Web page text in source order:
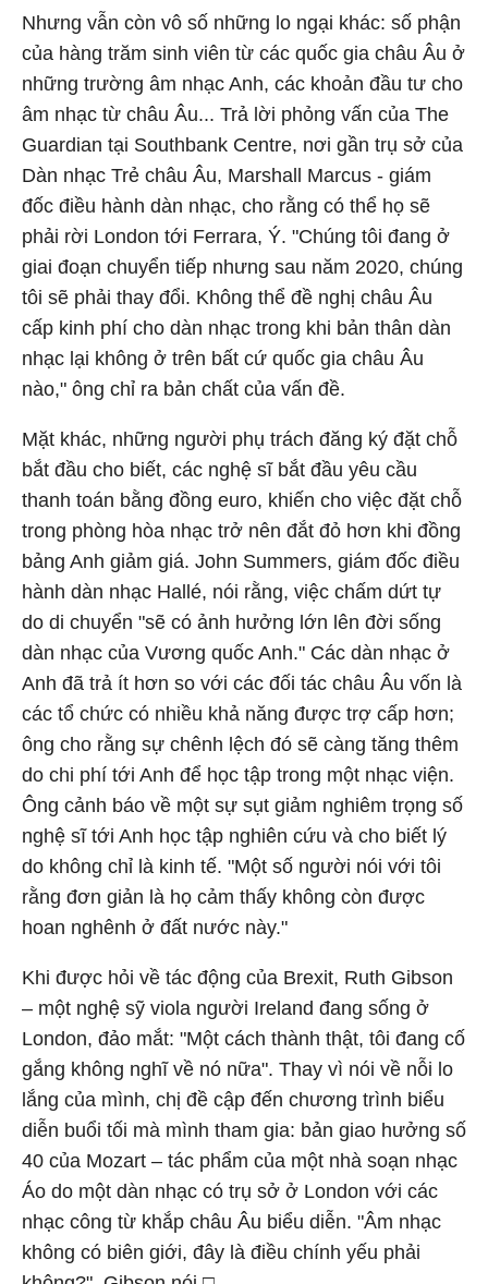
Nhưng vẫn còn vô số những lo ngại khác: số phận
của hàng trăm sinh viên từ các quốc gia châu Âu ở
những trường âm nhạc Anh, các khoản đầu tư cho
âm nhạc từ châu Âu... Trả lời phỏng vấn của The
Guardian tại Southbank Centre, nơi gần trụ sở của
Dàn nhạc Trẻ châu Âu, Marshall Marcus - giám
đốc điều hành dàn nhạc, cho rằng có thể họ sẽ
phải rời London tới Ferrara, Ý. "Chúng tôi đang ở
giai đoạn chuyển tiếp nhưng sau năm 2020, chúng
tôi sẽ phải thay đổi. Không thể đề nghị châu Âu
cấp kinh phí cho dàn nhạc trong khi bản thân dàn
nhạc lại không ở trên bất cứ quốc gia châu Âu
nào," ông chỉ ra bản chất của vấn đề.
Mặt khác, những người phụ trách đăng ký đặt chỗ
bắt đầu cho biết, các nghệ sĩ bắt đầu yêu cầu
thanh toán bằng đồng euro, khiến cho việc đặt chỗ
trong phòng hòa nhạc trở nên đắt đỏ hơn khi đồng
bảng Anh giảm giá. John Summers, giám đốc điều
hành dàn nhạc Hallé, nói rằng, việc chấm dứt tự
do di chuyển "sẽ có ảnh hưởng lớn lên đời sống
dàn nhạc của Vương quốc Anh." Các dàn nhạc ở
Anh đã trả ít hơn so với các đối tác châu Âu vốn là
các tổ chức có nhiều khả năng được trợ cấp hơn;
ông cho rằng sự chênh lệch đó sẽ càng tăng thêm
do chi phí tới Anh để học tập trong một nhạc viện.
Ông cảnh báo về một sự sụt giảm nghiêm trọng số
nghệ sĩ tới Anh học tập nghiên cứu và cho biết lý
do không chỉ là kinh tế. "Một số người nói với tôi
rằng đơn giản là họ cảm thấy không còn được
hoan nghênh ở đất nước này."
Khi được hỏi về tác động của Brexit, Ruth Gibson
– một nghệ sỹ viola người Ireland đang sống ở
London, đảo mắt: "Một cách thành thật, tôi đang cố
gắng không nghĩ về nó nữa". Thay vì nói về nỗi lo
lắng của mình, chị đề cập đến chương trình biểu
diễn buổi tối mà mình tham gia: bản giao hưởng số
40 của Mozart – tác phẩm của một nhà soạn nhạc
Áo do một dàn nhạc có trụ sở ở London với các
nhạc công từ khắp châu Âu biểu diễn. "Âm nhạc
không có biên giới, đây là điều chính yếu phải